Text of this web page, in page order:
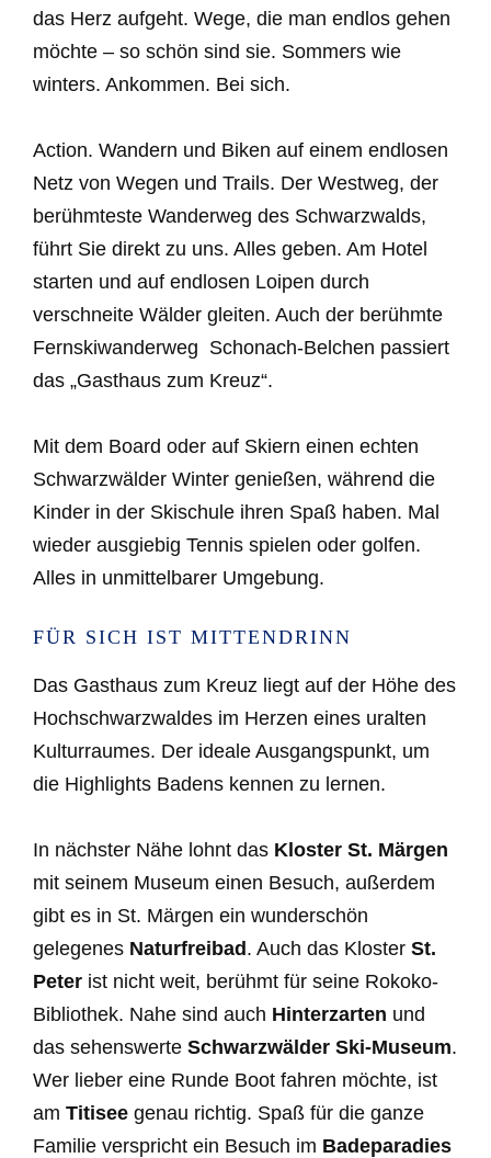
das Herz aufgeht. Wege, die man endlos gehen
möchte – so schön sind sie. Sommers wie
winters. Ankommen. Bei sich.
Action. Wandern und Biken auf einem endlosen
Netz von Wegen und Trails. Der Westweg, der
berühmteste Wanderweg des Schwarzwalds,
führt Sie direkt zu uns. Alles geben. Am Hotel
starten und auf endlosen Loipen durch
verschneite Wälder gleiten. Auch der berühmte
Fernskiwanderweg Schonach-Belchen passiert
das „Gasthaus zum Kreuz“.
Mit dem Board oder auf Skiern einen echten
Schwarzwälder Winter genießen, während die
Kinder in der Skischule ihren Spaß haben. Mal
wieder ausgiebig Tennis spielen oder golfen.
Alles in unmittelbarer Umgebung.
FÜR SICH IST MITTENDRINN
Das Gasthaus zum Kreuz liegt auf der Höhe des
Hochschwarzwaldes im Herzen eines uralten
Kulturraumes. Der ideale Ausgangspunkt, um
die Highlights Badens kennen zu lernen.
In nächster Nähe lohnt das Kloster St. Märgen
mit seinem Museum einen Besuch, außerdem
gibt es in St. Märgen ein wunderschön
gelegenes Naturfreibad . Auch das Kloster St.
Peter ist nicht weit, berühmt für seine Rokoko-
Bibliothek. Nahe sind auch Hinterzarten und
das sehenswerte Schwarzwälder Ski-Museum.
Wer lieber eine Runde Boot fahren möchte, ist
am Titisee genau richtig. Spaß für die ganze
Familie verspricht ein Besuch im Badeparadies